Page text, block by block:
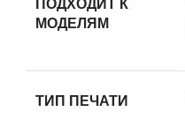
ПОДХОДИТ К
МОДЕЛЯМ
ТИП ПЕЧАТИ